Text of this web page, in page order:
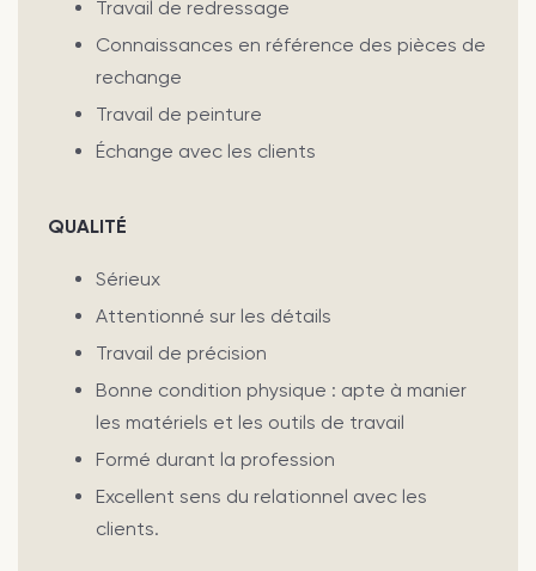
Travail de redressage
Connaissances en référence des pièces de
rechange
Travail de peinture
Échange avec les clients
QUALITÉ
Sérieux
Attentionné sur les détails
Travail de précision
Bonne condition physique : apte à manier
les matériels et les outils de travail
Formé durant la profession
Excellent sens du relationnel avec les
clients.